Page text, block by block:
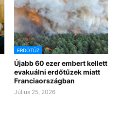
ERDŐTŰZ
Újabb 60 ezer embert kellett
evakuálni erdőtűzek miatt
Franciaországban
Július 25, 2026